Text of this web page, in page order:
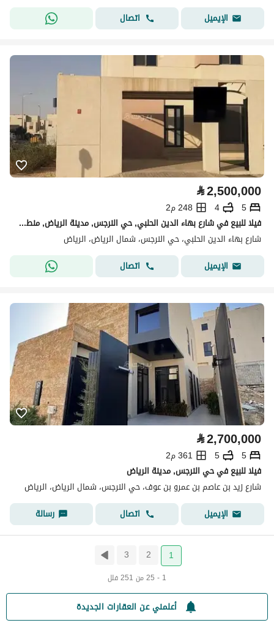
الإيميل
اتصال
⃁2,500,000
5
4
248 م2
فيلا للبيع في شارع بهاء الدين الحلبي, حي النرجس, مدينة الرياض, منطقة الرياض
شارع بهاء الدين الحلبي، حي النرجس، شمال الرياض، الرياض
الإيميل
اتصال
⃁2,700,000
5
5
361 م2
فيلا للبيع في حي النرجس, مدينة الرياض
شارع زيد بن عاصم بن عمرو بن عوف، حي النرجس، شمال الرياض، الرياض
الإيميل
اتصال رسالة
1
2
3
1 - 25 من 251 فلل
أعلمني عن العقارات الجديدة